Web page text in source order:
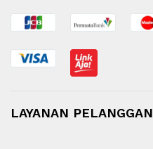
LAYANAN PELANGGAN